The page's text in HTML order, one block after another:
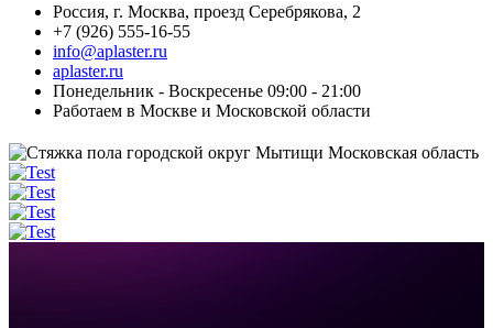
Россия, г. Москва, проезд Серебрякова, 2
+7 (926) 555-16-55
info@aplaster.ru
aplaster.ru
Понедельник - Воскресенье 09:00 - 21:00
Работаем в Москве и Московской области